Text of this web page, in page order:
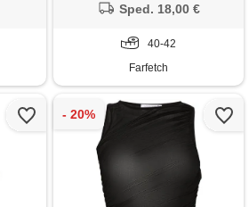
Sped. 18,00 €
40-42
Farfetch